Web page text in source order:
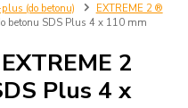
(do betonu)
EXTREME 2 ®
betonu SDS Plus 4 x 110 mm
2
Plus 4 x